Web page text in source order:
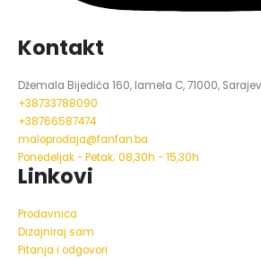
Kontakt
Džemala Bijedića 160, lamela C, 71000,
+38733788090
+38766587474
maloprodaja@fanfan.ba
Ponedeljak - Petak; 08,30h - 15,30h
Linkovi
Prodavnica
Dizajniraj sam
Pitanja i odgovori